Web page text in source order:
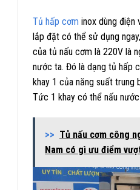
Tủ hấp cơm inox dùng điện
lắp đặt có thể sử dụng
của tủ nấu cơm là 220V là
nước ta. Đó là dạng tủ hấp
khay 1 của năng suất trung
Tức 1 khay có thể nấu
>> Tủ nấu cơm công
Nam có gì ưu điểm